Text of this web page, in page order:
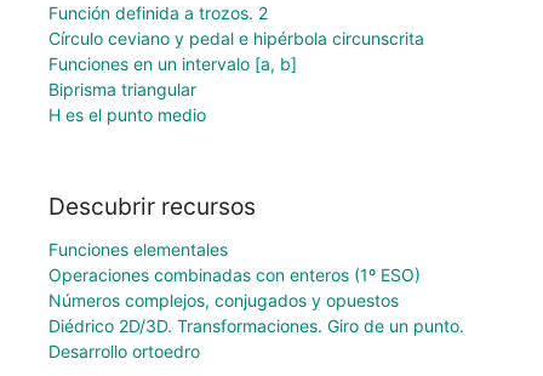
Función definida a trozos. 2
Círculo ceviano y pedal e hipérbola circunscrita
Funciones en un intervalo [a, b]
Biprisma triangular
H es el punto medio
Descubrir recursos
Funciones elementales
Operaciones combinadas con enteros (1º ESO)
Números complejos, conjugados y opuestos
Diédrico 2D/3D. Transformaciones. Giro de un punto.
Desarrollo ortoedro